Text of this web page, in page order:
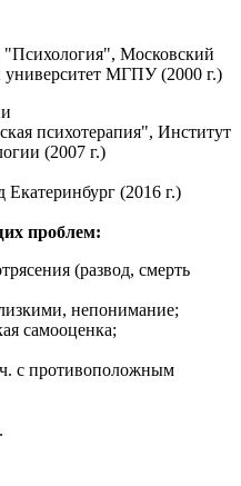
Московский
университет МГПУ (2000 г.)
психотерапия", Институт
(2007 г.)
(2016 г.)
проблем:
(развод, смерть
непонимание;
самооценка;
с противоположным